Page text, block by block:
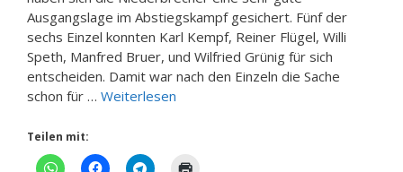
Ausgangslage im Abstiegskampf gesichert. Fünf der
sechs Einzel konnten Karl Kempf, Reiner Flügel, Willi
Speth, Manfred Bruer, und Wilfried Grünig für sich
entscheiden. Damit war nach den Einzeln die Sache
schon für … Weiterlesen
Teilen mit: